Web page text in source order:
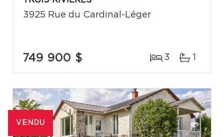
3925 Rue du Cardinal-Léger
749 900 $ 3 1
VENDU